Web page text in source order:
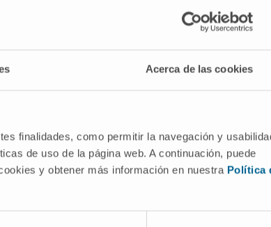
Acerca de las cookies
finalidades, como permitir la navegación y
de uso de la página web. A continuación, puede
y obtener más información en nuestra Política
el cáncer.
estos
su
la carga
empresas
de
+ DESCUBRA MÁS